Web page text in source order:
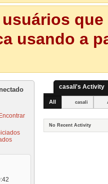
usando a
casali's Activity
All casali
No Recent Activity